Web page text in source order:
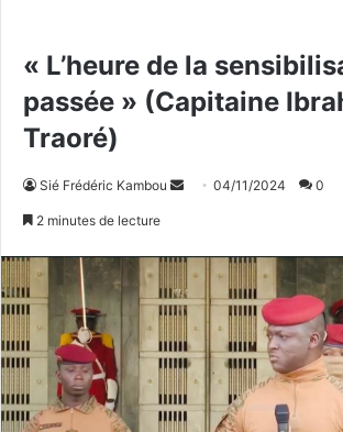
« L’heure de la
passée » (Capitaine
Traoré)
Sié Frédéric Kambou
o
y
e
r
u
n
c
04/11/2024 0
2 minutes de lecture